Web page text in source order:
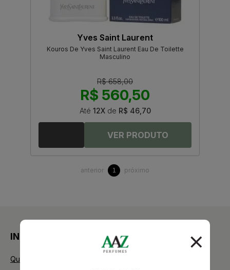
Yves Saint Laurent
Kouros De Yves Saint Laurent Eau De Toilette
Masculino
R$ 658,00
R$ 560,50
Até 12Xde R$ 46,70
anterior 1 próximo
INSTITUCIONAL
Quem Somos